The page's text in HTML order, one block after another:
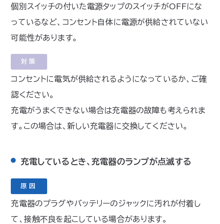
個別スイッチの付いた電源タップのスイッチがOFFにな
っているなど、コンセント自体に電源が供給されていない
可能性があります。
対策
コンセントに電気が供給されるようになっているか、ご確
認ください。
充電がうまくできない場合は充電器の故障も考えられま
す。この場合は、新しい充電器に交換してください。
充電しているとき、充電器のランプが点滅する
原因
充電器のプラグやバッテリーのジャックに汚れが付着し
て、接触不良を起こしている場合があります。